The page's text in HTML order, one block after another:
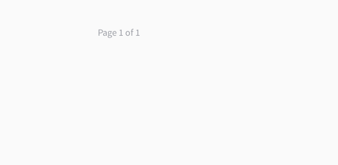
Page 1 of 1